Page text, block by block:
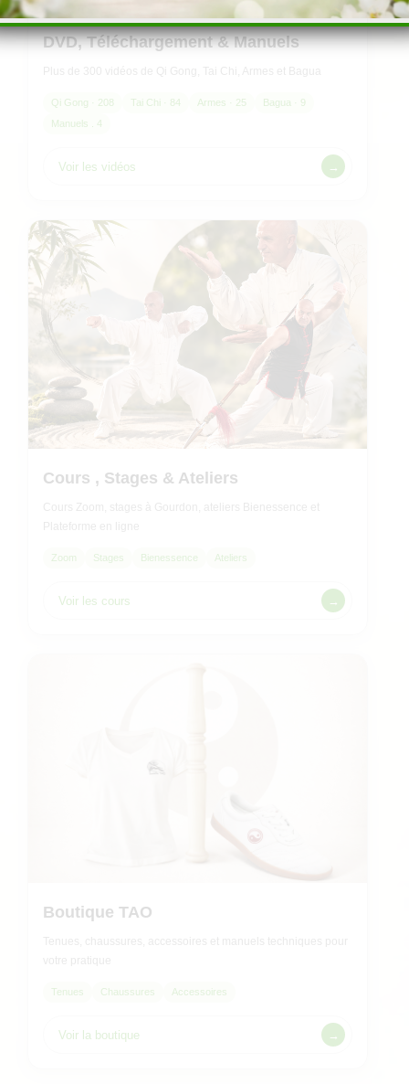
DVD, Téléchargement & Manuels
Qi Gong · 208 Tai Chi · 84 Armes · 25
Bagua · 9
Manuels . 4
Voir les vidéos →
Cours , Stages & Ateliers
Zoom Stages Bienessence Ateliers
Voir les cours →
Boutique TAO
Tenues Chaussures Accessoires
Voir la boutique →